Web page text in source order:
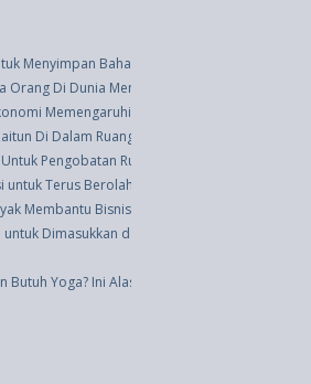
Menyimpan Bahan Makanan
Orang Di Dunia Meninggal Akibat Polusi Udara
Memengaruhi Hubungan Anda dan
Di Dalam Ruangan
Pengobatan Rumahan
Terus Berolahraga Sepanjang Tahun
Membantu Bisnis Start-Up, Coba Saja!
Dimasukkan daam Rutinitas Harian Anda
Yoga? Ini Alasannya